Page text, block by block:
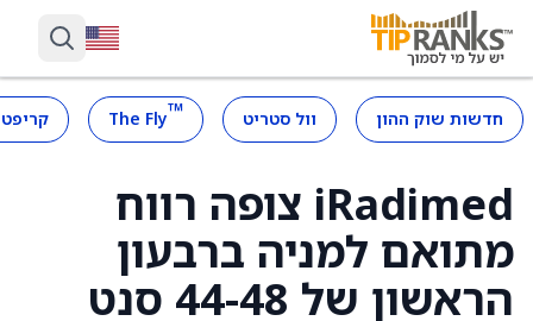
חדשות שוק ההון וול סטריט ™
The Fly
iRadimed צופה רווח
מתואם למניה ברבעון
הראשון של 44-48 סנט